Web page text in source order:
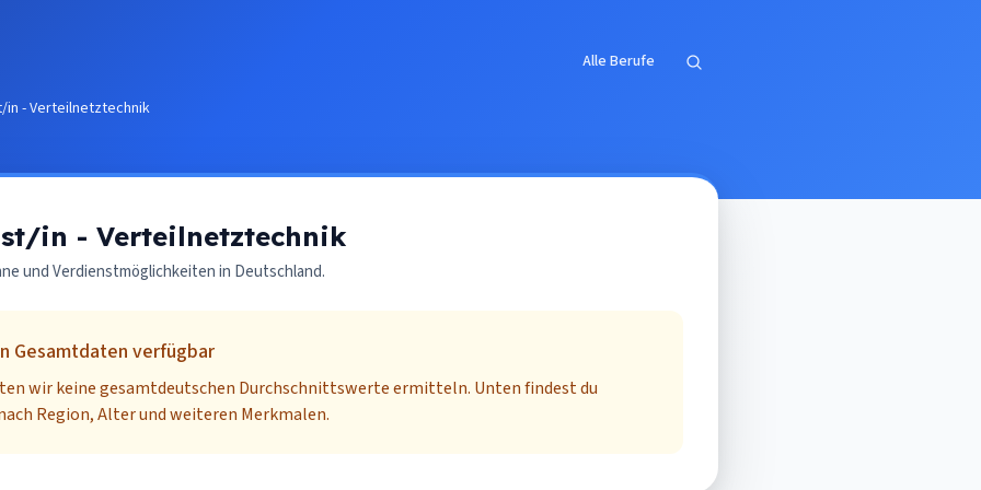
Alle Berufe
- Verteilnetztechnik
in - Verteilnetztechnik
und Verdienstmöglichkeiten in Deutschland.
Gesamtdaten verfügbar
wir keine gesamtdeutschen Durchschnittswerte ermitteln. Unten findest du
Region, Alter und weiteren Merkmalen.